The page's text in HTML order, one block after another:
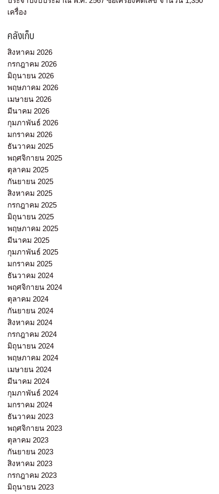
เครื่อง
คลังเก็บ
สิงหาคม 2026
กรกฎาคม 2026
มิถุนายน 2026
พฤษภาคม 2026
เมษายน 2026
มีนาคม 2026
กุมภาพันธ์ 2026
มกราคม 2026
ธันวาคม 2025
พฤศจิกายน 2025
ตุลาคม 2025
กันยายน 2025
สิงหาคม 2025
กรกฎาคม 2025
มิถุนายน 2025
พฤษภาคม 2025
มีนาคม 2025
กุมภาพันธ์ 2025
มกราคม 2025
ธันวาคม 2024
พฤศจิกายน 2024
ตุลาคม 2024
กันยายน 2024
สิงหาคม 2024
กรกฎาคม 2024
มิถุนายน 2024
พฤษภาคม 2024
เมษายน 2024
มีนาคม 2024
กุมภาพันธ์ 2024
มกราคม 2024
ธันวาคม 2023
พฤศจิกายน 2023
ตุลาคม 2023
กันยายน 2023
สิงหาคม 2023
กรกฎาคม 2023
มิถุนายน 2023